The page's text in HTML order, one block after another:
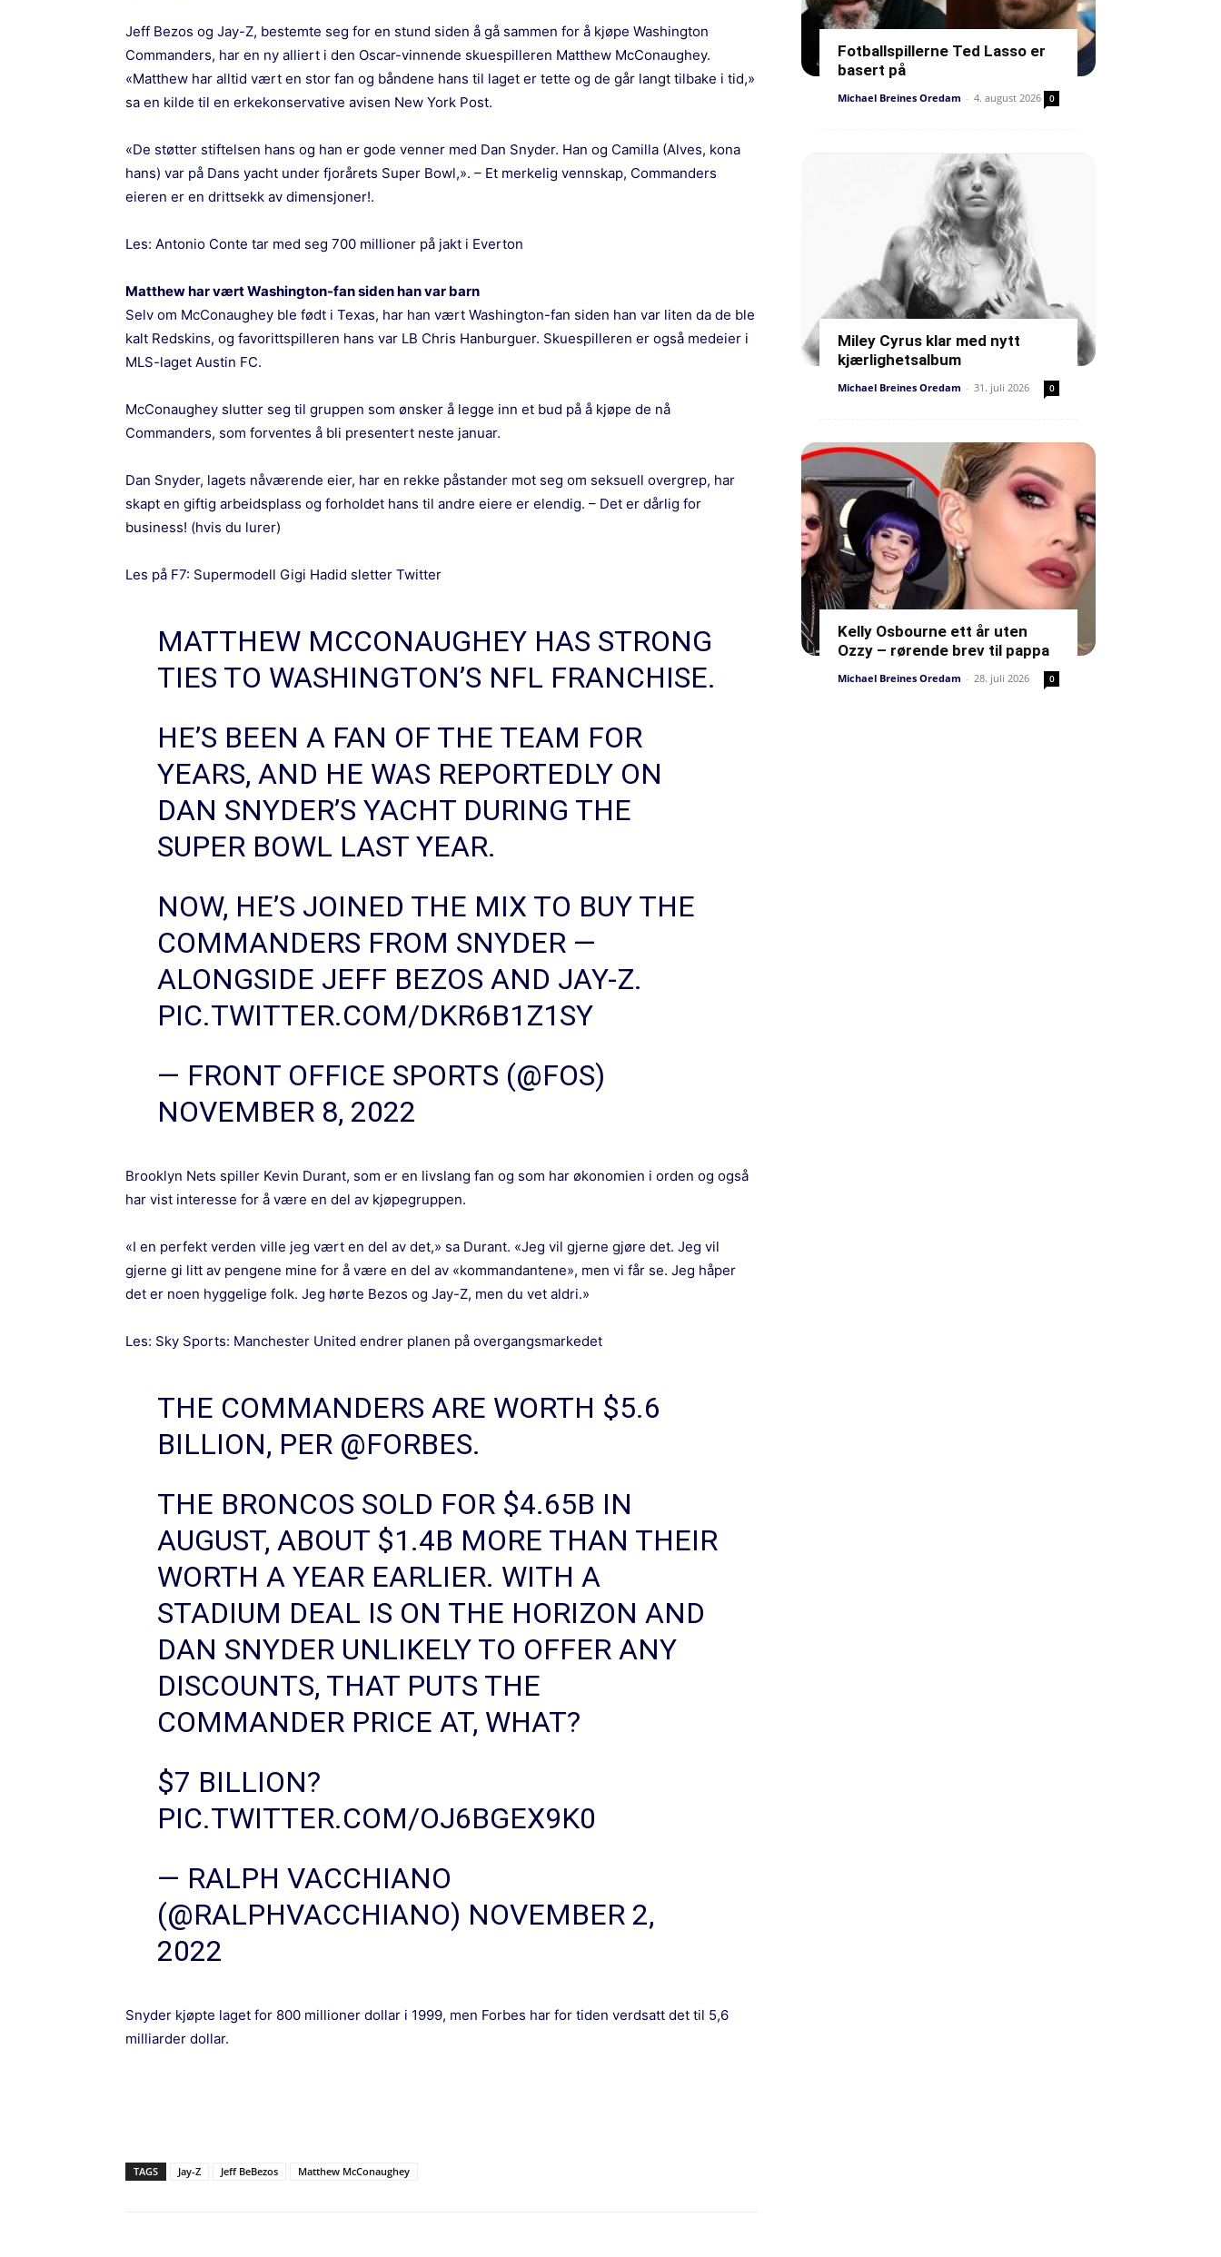
Jeff Bezos og Jay-Z, bestemte seg for en stund siden å gå sammen for å kjøpe Washington
Commanders, har en ny alliert i den Oscar-vinnende skuespilleren Matthew McConaughey.
«Matthew har alltid vært en stor fan og båndene hans til laget er tette og de går langt tilbake i tid,»
sa en kilde til en erkekonservative avisen New York Post.
«De støtter stiftelsen hans og han er gode venner med Dan Snyder. Han og Camilla (Alves, kona
hans) var på Dans yacht under fjorårets Super Bowl,». – Et merkelig vennskap, Commanders
eieren er en drittsekk av dimensjoner!.
Les: Antonio Conte tar med seg 700 millioner på jakt i Everton
Matthew har vært Washington-fan siden han var barn
Selv om McConaughey ble født i Texas, har han vært Washington-fan siden han var liten da de ble
kalt Redskins, og favorittspilleren hans var LB Chris Hanburguer. Skuespilleren er også medeier i
MLS-laget Austin FC.
McConaughey slutter seg til gruppen som ønsker å legge inn et bud på å kjøpe de nå
Commanders, som forventes å bli presentert neste januar.
Dan Snyder, lagets nåværende eier, har en rekke påstander mot seg om seksuell overgrep, har
skapt en giftig arbeidsplass og forholdet hans til andre eiere er elendig. – Det er dårlig for
business! (hvis du lurer)
Les på F7: Supermodell Gigi Hadid sletter Twitter
MATTHEW MCCONAUGHEY HAS STRONG
TIES TO WASHINGTON’S NFL FRANCHISE.
HE’S BEEN A FAN OF THE TEAM FOR
YEARS, AND HE WAS REPORTEDLY ON
DAN SNYDER’S YACHT DURING THE
SUPER BOWL LAST YEAR.
NOW, HE’S JOINED THE MIX TO BUY THE
COMMANDERS FROM SNYDER —
ALONGSIDE JEFF BEZOS AND JAY-Z.
PIC.TWITTER.COM/DKR6B1Z1SY
— FRONT OFFICE SPORTS (@FOS)
NOVEMBER 8, 2022
Brooklyn Nets spiller Kevin Durant, som er en livslang fan og som har økonomien i orden og også
har vist interesse for å være en del av kjøpegruppen.
«I en perfekt verden ville jeg vært en del av det,» sa Durant. «Jeg vil gjerne gjøre det. Jeg vil
gjerne gi litt av pengene mine for å være en del av «kommandantene», men vi får se. Jeg håper
det er noen hyggelige folk. Jeg hørte Bezos og Jay-Z, men du vet aldri.»
Les: Sky Sports: Manchester United endrer planen på overgangsmarkedet
THE COMMANDERS ARE WORTH $5.6
BILLION, PER @FORBES.
THE BRONCOS SOLD FOR $4.65B IN
AUGUST, ABOUT $1.4B MORE THAN THEIR
WORTH A YEAR EARLIER. WITH A
STADIUM DEAL IS ON THE HORIZON AND
DAN SNYDER UNLIKELY TO OFFER ANY
DISCOUNTS, THAT PUTS THE
COMMANDER PRICE AT, WHAT?
$7 BILLION?
PIC.TWITTER.COM/OJ6BGEX9K0
— RALPH VACCHIANO
(@RALPHVACCHIANO) NOVEMBER 2,
2022
Snyder kjøpte laget for 800 millioner dollar i 1999, men Forbes har for tiden verdsatt det til 5,6
milliarder dollar.
TAGS Jay-Z Jeff BeBezos Matthew McConaughey
Fotballspillerne Ted Lasso er
basert på
Michael Breines Oredam - 4. august 2026 0
Miley Cyrus klar med nytt
kjærlighetsalbum
Michael Breines Oredam - 31. juli 2026 0
Kelly Osbourne ett år uten
Ozzy – rørende brev til pappa
Michael Breines Oredam - 28. juli 2026 0